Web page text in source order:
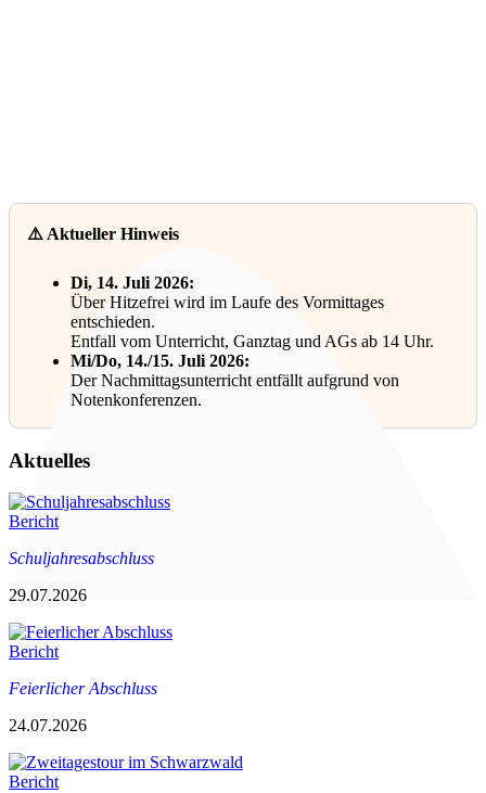
⚠️ Aktueller Hinweis
Di, 14. Juli 2026:
Über Hitzefrei wird im Laufe des Vormittages
entschieden.
Entfall vom Unterricht, Ganztag und AGs ab 14 Uhr.
Mi/Do, 14./15. Juli 2026:
Der Nachmittagsunterricht entfällt aufgrund von
Notenkonferenzen.
Aktuelles
Bericht
Schuljahresabschluss
29.07.2026
Bericht
Feierlicher Abschluss
24.07.2026
Bericht